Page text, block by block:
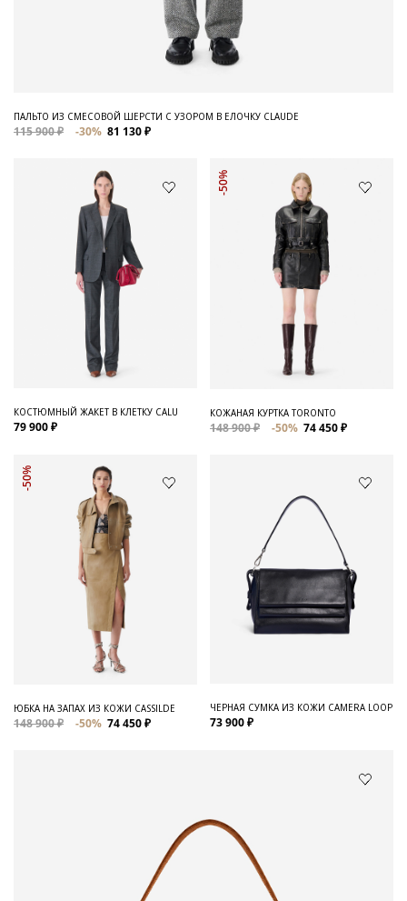
ПАЛЬТО ИЗ СМЕСОВОЙ ШЕРСТИ С УЗОРОМ В ЕЛОЧКУ CLAUDE
115 900 ₽ -30% 81 130 ₽
КОСТЮМНЫЙ ЖАКЕТ В КЛЕТКУ CALU
79 900 ₽
-50%
КОЖАНАЯ КУРТКА TORONTO
148 900 ₽ -50% 74 450 ₽
-50%
ЮБКА НА ЗАПАХ ИЗ КОЖИ CASSILDE
148 900 ₽ -50% 74 450 ₽
ЧЕРНАЯ СУМКА ИЗ КОЖИ CAMERA LOOP
73 900 ₽